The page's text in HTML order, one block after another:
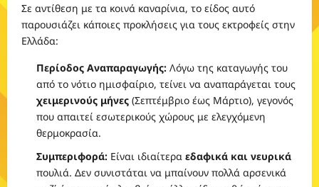
Σε αντίθεση με τα κοινά καναρίνια, το είδος αυτό
παρουσιάζει κάποιες προκλήσεις για τους εκτροφείς στην
Ελλάδα:
Περίοδος Αναπαραγωγής: Λόγω της καταγωγής του
από το νότιο ημισφαίριο, τείνει να αναπαράγεται τους
χειμερινούς μήνες (Σεπτέμβριο έως Μάρτιο), γεγονός
που απαιτεί εσωτερικούς χώρους με ελεγχόμενη
θερμοκρασία.
Συμπεριφορά: Είναι ιδιαίτερα εδαφικά και νευρικά
πουλιά. Δεν συνιστάται να μπαίνουν πολλά αρσενικά